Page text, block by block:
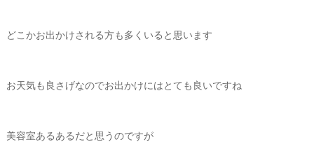
どこかお出かけされる方も多くいると思います
お天気も良さげなのでお出かけにはとても良いですね
美容室あるあるだと思うのですが